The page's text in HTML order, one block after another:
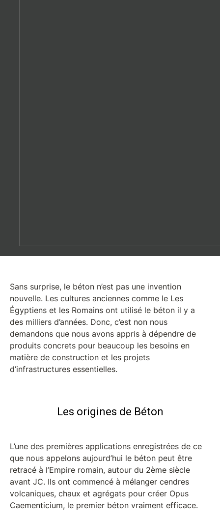
Sans surprise, le béton n’est pas une invention
nouvelle. Les cultures anciennes comme le Les
Égyptiens et les Romains ont utilisé le béton il y a
des milliers d’années. Donc, c’est non nous
demandons que nous avons appris à dépendre de
produits concrets pour beaucoup les besoins en
matière de construction et les projets
d’infrastructures essentielles.
Les origines de Béton
L’une des premières applications enregistrées de ce
que nous appelons aujourd’hui le béton peut être
retracé à l’Empire romain, autour du 2ème siècle
avant JC. Ils ont commencé à mélanger cendres
volcaniques, chaux et agrégats pour créer Opus
Caementicium, le premier béton vraiment efficace.